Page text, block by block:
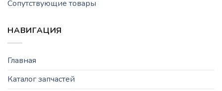
Сопутствующие товары
НАВИГАЦИЯ
Главная
Каталог запчастей